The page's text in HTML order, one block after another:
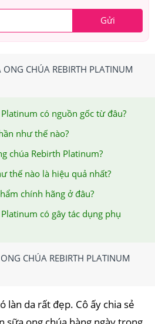
Gửi
CHÚA REBIRTH PLATINUM
có nguồn gốc từ đâu?
như thế nào?
chúa Rebirth Platinum?
thế nào là hiệu quả nhất?
chính hãng ở đâu?
có gây tác dụng phụ
CHÚA REBIRTH PLATINUM
làn da rất đẹp. Cô ấy chia sẻ